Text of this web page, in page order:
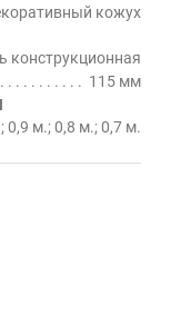
кожух
конструкционная
115 мм
0,9 м.; 0,8 м.; 0,7 м.